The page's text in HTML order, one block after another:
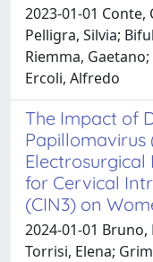
2023-01-01
Pelligra, Silvia;
Riemma,
Ercoli, Alfredo
The Impact of
Papillomavirus
Electrosurgical
for Cervical
(CIN3) on
2024-01-01
Torrisi, Elena;